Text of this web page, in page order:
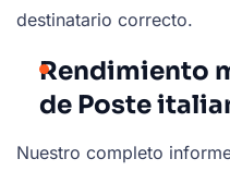
destinatario correcto.
Rendimiento
de Poste
Nuestro completo